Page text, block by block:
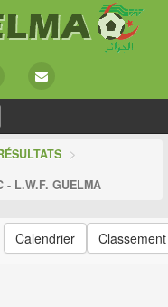
>
- L.W.F. GUELMA
Calendrier Classement